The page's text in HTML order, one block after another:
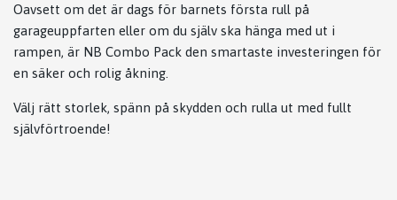
Oavsett om det är dags för barnets första rull på
garageuppfarten eller om du själv ska hänga med ut i
rampen, är NB Combo Pack den smartaste investeringen för
en säker och rolig åkning.
Välj rätt storlek, spänn på skydden och rulla ut med fullt
självförtroende!